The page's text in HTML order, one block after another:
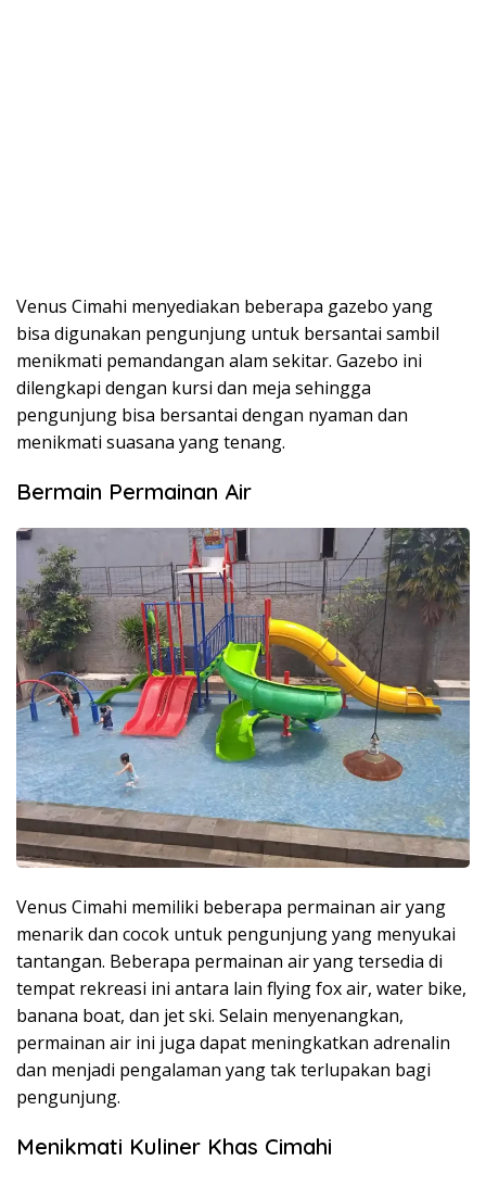
Venus Cimahi menyediakan beberapa gazebo yang
bisa digunakan pengunjung untuk bersantai sambil
menikmati pemandangan alam sekitar. Gazebo ini
dilengkapi dengan kursi dan meja sehingga
pengunjung bisa bersantai dengan nyaman dan
menikmati suasana yang tenang.
Bermain Permainan Air
Venus Cimahi memiliki beberapa permainan air yang
menarik dan cocok untuk pengunjung yang menyukai
tantangan. Beberapa permainan air yang tersedia di
tempat rekreasi ini antara lain flying fox air, water bike,
banana boat, dan jet ski. Selain menyenangkan,
permainan air ini juga dapat meningkatkan adrenalin
dan menjadi pengalaman yang tak terlupakan bagi
pengunjung.
Menikmati Kuliner Khas Cimahi